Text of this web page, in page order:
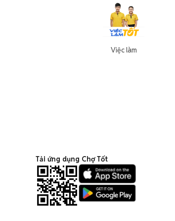
Việc làm
Tải ứng dụng Chợ Tốt